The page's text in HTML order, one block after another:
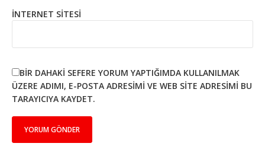
İNTERNET SITESI
BIR DAHAKI SEFERE YORUM YAPTIĞIMDA KULLANILMAK
ÜZERE ADIMI, E-POSTA ADRESIMI VE WEB SITE ADRESIMI BU
TARAYICIYA KAYDET.